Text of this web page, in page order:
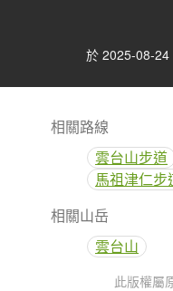
於 2025-08-24
相關路線
雲台山步道
馬祖津仁步
相關山岳
雲台山
此版權屬